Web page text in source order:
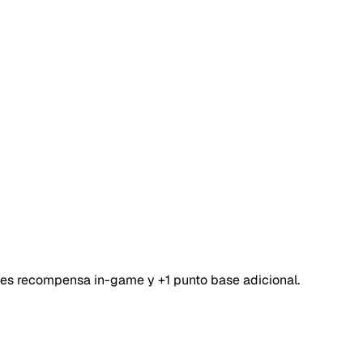
recompensa in-game y +1 punto base adicional.